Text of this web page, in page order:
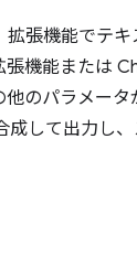
拡張機能でテ
機能または
のパラメー
成して出力し